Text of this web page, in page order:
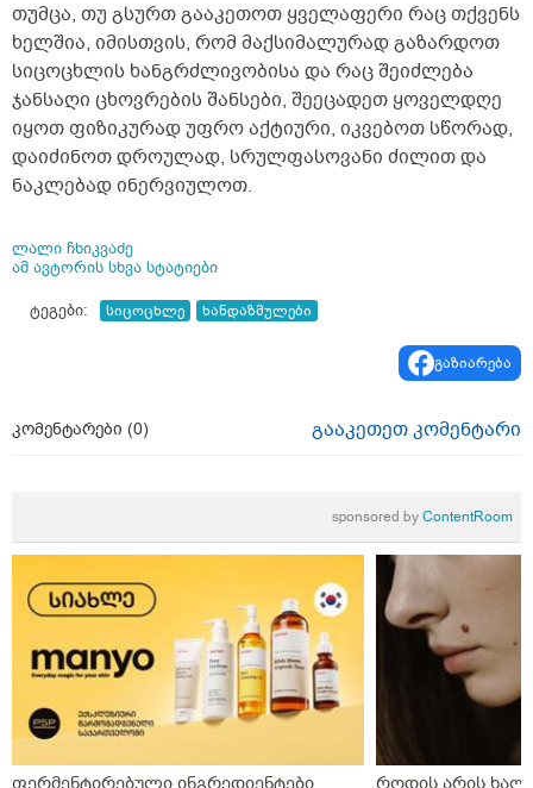
თუმცა, თუ გსურთ გააკეთოთ ყველაფერი რაც თქვენს
ხელშია, იმისთვის, რომ მაქსიმალურად გაზარდოთ
სიცოცხლის ხანგრძლივობისა და რაც შეიძლება
ჯანსაღი ცხოვრების შანსები, შეეცადეთ ყოველდღე
იყოთ ფიზიკურად უფრო აქტიური, იკვებოთ სწორად,
დაიძინოთ დროულად, სრულფასოვანი ძილით და
ნაკლებად ინერვიულოთ.
ლალი ჩხიკვაძე
ამ ავტორის სხვა სტატიები
ტეგები: სიცოცხლე ხანდაზმულები
გაზიარება
კომენტარები (0) გააკეთეთ კომენტარი
sponsored byContentRoom